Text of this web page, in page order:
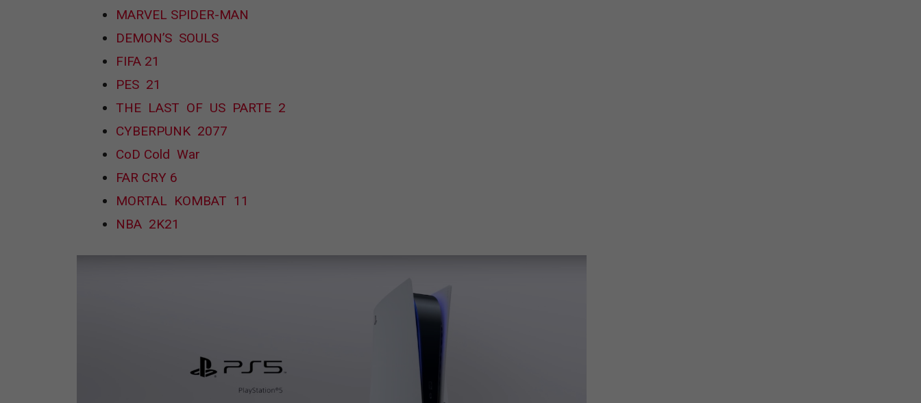
MARVEL SPIDER-MAN
DEMON’S SOULS
FIFA 21
PES 21
THE LAST OF US PARTE 2
CYBERPUNK 2077
CoD Cold War
FAR CRY 6
MORTAL KOMBAT 11
NBA 2K21